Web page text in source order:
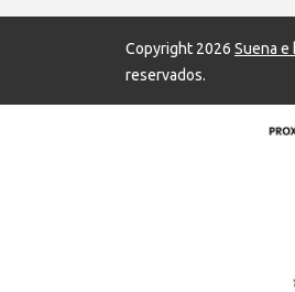
Copyright 2026 Suena e
reservados.